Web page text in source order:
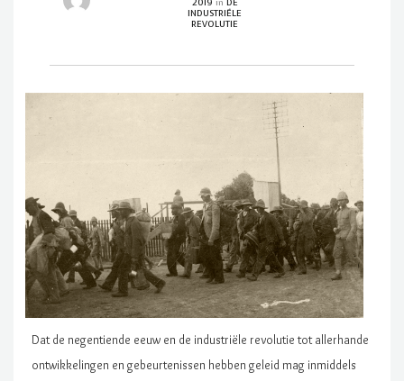
INDUSTRIËLE
REVOLUTIE
Dat de negentiende eeuw en de industriële revolutie tot allerhande
ontwikkelingen en gebeurtenissen hebben geleid mag inmiddels